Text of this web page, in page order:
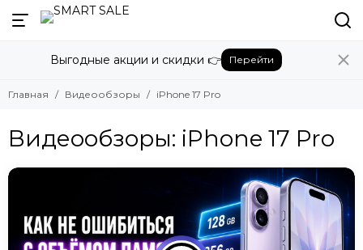
Выгодные акции и скидки 👉 Перейти
Главная Видеообзоры iPhone 17 Pro
Видеообзоры: iPhone 17 Pro